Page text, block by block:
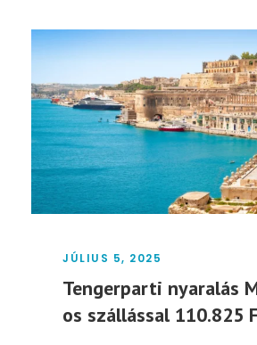
JÚLIUS 5, 2025
Tengerparti nyaralás
os szállással 110.825